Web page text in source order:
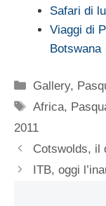
Safari di
Viaggi di
Botswana
Categorie
Gallery,
Tag
Africa,
2011
Cotswolds, il
ITB, oggi